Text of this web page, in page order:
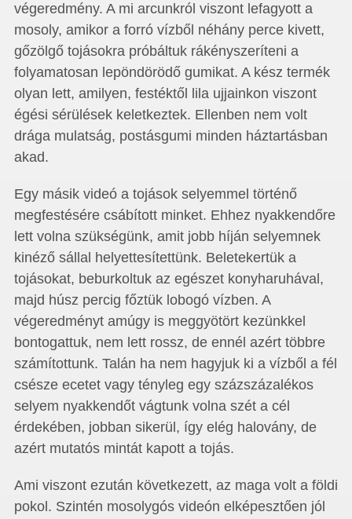
végeredmény. A mi arcunkról viszont lefagyott a
mosoly, amikor a forró vízből néhány perce kivett,
gőzölgő tojásokra próbáltuk rákény­­­szeríteni a
folyamatosan lepöndörödő gu­­mikat. A kész termék
olyan lett, amilyen, festéktől lila ujjainkon viszont
égési sérülések keletkeztek. Ellenben nem volt
drága mulatság, postásgumi minden háztartásban
akad.
Egy másik videó a tojások selyemmel történő
megfestésére csábított minket. Ehhez nyakkendőre
lett volna szükségünk, amit jobb híján selyemnek
kinéző sállal helyettesítettünk. Beletekertük a
tojásokat, beburkoltuk az egészet konyharuhával,
majd húsz percig főztük lobogó vízben. A
végeredményt amúgy is meggyötört kezünkkel
bontogattuk, nem lett rossz, de ennél azért többre
számítottunk. Talán ha nem hagyjuk ki a vízből a fél
csésze ecetet vagy tényleg egy százszázalékos
selyem nyakkendőt vágtunk volna szét a cél
érdekében, jobban sikerül, így elég halovány, de
azért mutatós mintát kapott a tojás.
Ami viszont ezután következett, az maga volt a földi
pokol. Szintén mosolygós videón elképesztően jól